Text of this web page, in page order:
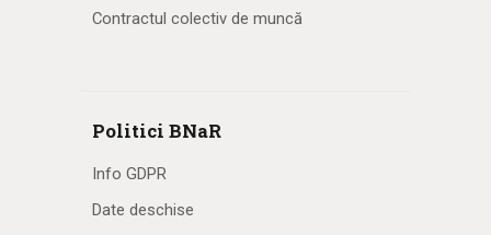
Contractul colectiv de muncă
Politici BNaR
Info GDPR
Date deschise